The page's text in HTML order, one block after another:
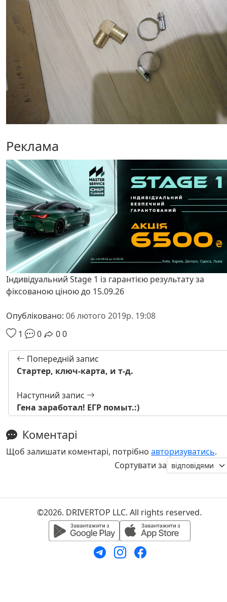
Реклама
Індивідуальний Stage 1 із гарантією результату за
фіксованою ціною до 15.09.26
Опубліковано: 06 лютого 2019р. 19:08
1
0 00
Попередній запис
Стартер, ключ-карта, и т-д.
Наступний запис
Гена заработал! ЕГР помыт.:)
Коментарі
Щоб залишати коментарі, потрібно авторизуватись.
Сортувати за
©2026. DRIVERTOP LLC. All rights reserved.